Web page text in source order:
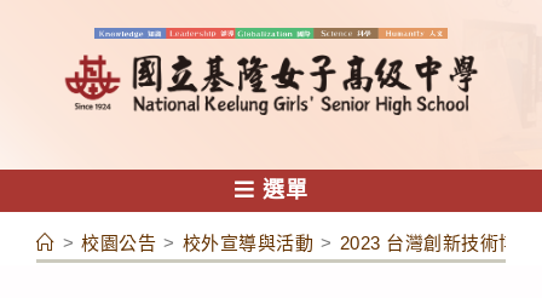
容
選單
> 校園公告 > 校外宣導與活動 > 2023 台灣創新技術博